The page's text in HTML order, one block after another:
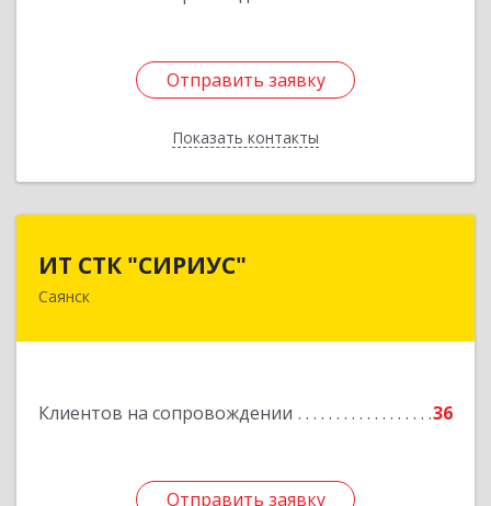
Отправить заявку
Показать контакты
Отправить заявку
Назад
ИТ СТК "СИРИУС"
Саянск
Клиентов на сопровождении 36
Отправить заявку
666303, Иркутская обл, Саянск г, Юбилейный
Отправить заявку